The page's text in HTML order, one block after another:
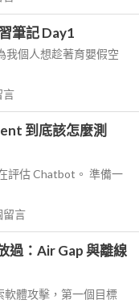
筆記 Day1
我個人想趁著育嬰假空
言
到底該怎麼測
評估 Chatbot。 準備一
留言
過：Air Gap 與離線
軟體攻擊，第一個目標